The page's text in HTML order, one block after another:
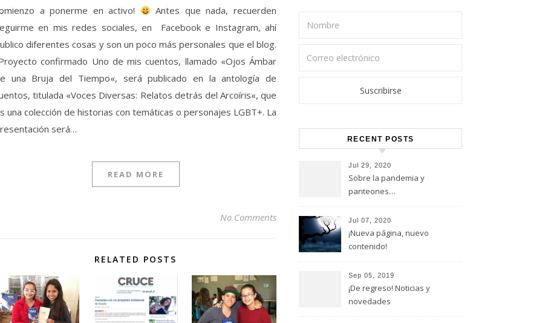
a ponerme en activo!
Antes que nada, recuerden
en mis redes sociales, en Facebook e Instagram, ahí
diferentes cosas y son un poco más personales que el blog.
confirmado Uno de mis cuentos, llamado «Ojos Ámbar
una Bruja del Tiempo«, será publicado en la antología de
titulada «Voces Diversas: Relatos detrás del Arcoíris«, que
una colección de historias con temáticas o personajes LGBT+. La
será…
READ MORE
No Comments
RELATED POSTS
RECENT POSTS
Jul 29, 2020
Sobre la pandemia y
panteones…
Jul 07, 2020
¡Nueva página, nuevo
contenido!
Sep 05, 2019
¡De regreso! Noticias y
novedades